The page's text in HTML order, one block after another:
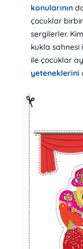
konularının
çocuklar
sergilerler.
kukla
ile çocuklar
yeteneklerini